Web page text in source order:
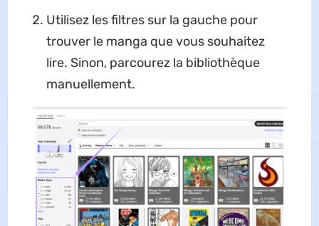
Utilisez les filtres sur la gauche pour
trouver le manga que vous souhaitez
lire. Sinon, parcourez la bibliothèque
manuellement.